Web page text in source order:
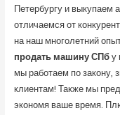
Петербургу и выкупаем
отличаемся от
на наш многолетний
продать машину СПбу
мы работаем по закону,
клиентам! Также мы
экономя ваше время.